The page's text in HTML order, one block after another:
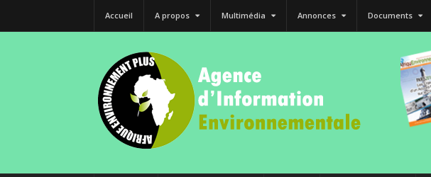
Accueil A propos Multimédia Annonces Documents